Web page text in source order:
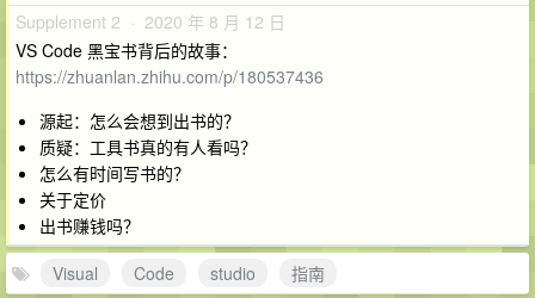
Supplement 2 · 2020 年 8 月 12 日
VS Code 黑宝书背后的故事：
https://zhuanlan.zhihu.com/p/180537436
源起：怎么会想到出书的？
质疑：工具书真的有人看吗？
怎么有时间写书的？
关于定价
出书赚钱吗？
Visual
Code studio
指南